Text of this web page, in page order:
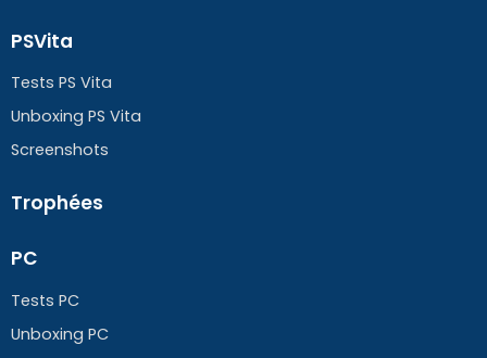
PSVita
Tests PS Vita
Unboxing PS Vita
Screenshots
Trophées
PC
Tests PC
Unboxing PC